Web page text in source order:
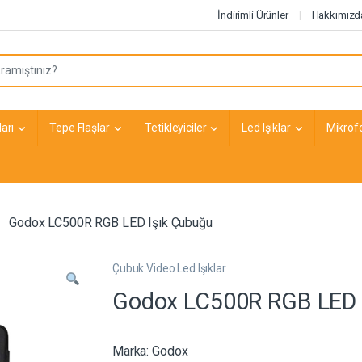
İndirimli Ürünler
Tepe Flaşlar Tetikleyiciler Led Işıklar
Godox LC500R RGB LED Işık Çubuğu
Çubuk Video Led Işıklar
Godox LC500R RGB
Marka: Godox